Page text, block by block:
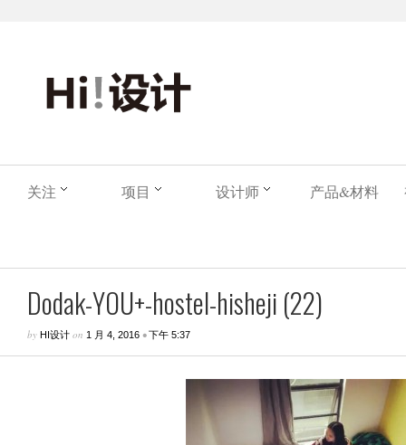
关注 项目 设计师 产品&材料
Dodak-YOU+-hostel-hisheji (22)
by HI设计 on 1 月 4, 2016 •下午 5:37